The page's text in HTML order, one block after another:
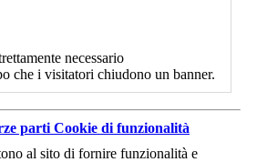
necessario
che i visitatori chiudono un banner.
parti Cookie di funzionalità
al sito di fornire funzionalità e